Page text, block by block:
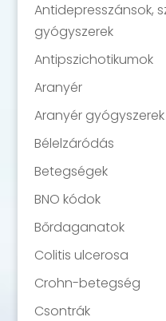
Antidepresszánsok,
gyógyszerek
Antipszichotikumok
Aranyér
Aranyér gyógyszerek
Bélelzáródás
Betegségek
BNO kódok
Bőrdaganatok
Colitis ulcerosa
Crohn-betegség
Csontrák